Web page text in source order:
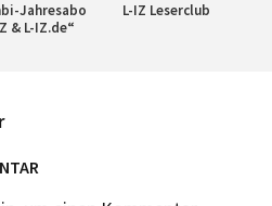
Jahresabo
& L-IZ.de“
L-IZ Leserclub